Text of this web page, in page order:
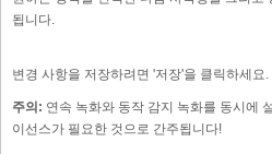
됩니다.
변경 사항을 저장하려면 '저장'을 클릭하세요.
주의: 연속 녹화와 동작 감지 녹화를 동시에
이선스가 필요한 것으로 간주됩니다!